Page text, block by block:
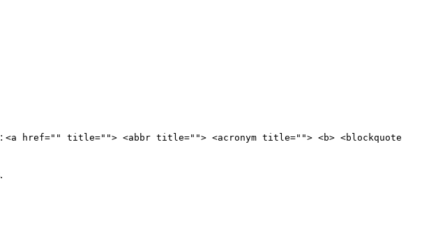
<a href="" title=""> <abbr title=""> <acronym title=""> <b> <blockquote